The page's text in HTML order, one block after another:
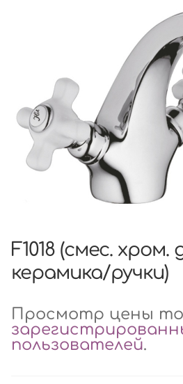
F1018 (смес.
керамика/ручки)
Просмотр цены
пользователей.